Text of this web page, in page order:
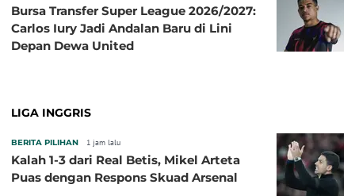
Bursa Transfer Super League 2026/2027:
Carlos Iury Jadi Andalan Baru di Lini
Depan Dewa United
LIGA INGGRIS
BERITA PILIHAN 1 jam lalu
Kalah 1-3 dari Real Betis, Mikel Arteta
Puas dengan Respons Skuad Arsenal